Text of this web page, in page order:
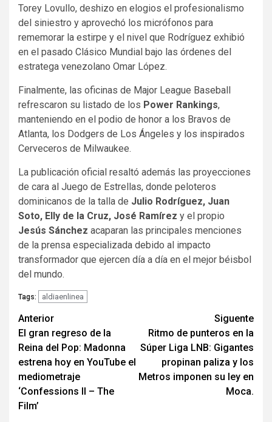
Torey Lovullo, deshizo en elogios el profesionalismo
del siniestro y aprovechó los micrófonos para
rememorar la estirpe y el nivel que Rodríguez exhibió
en el pasado Clásico Mundial bajo las órdenes del
estratega venezolano Omar López.
Finalmente, las oficinas de Major League Baseball
refrescaron su listado de los Power Rankings,
manteniendo en el podio de honor a los Bravos de
Atlanta, los Dodgers de Los Ángeles y los inspirados
Cerveceros de Milwaukee.
La publicación oficial resaltó además las proyecciones
de cara al Juego de Estrellas, donde peloteros
dominicanos de la talla de Julio Rodríguez, Juan
Soto, Elly de la Cruz, José Ramírez y el propio
Jesús Sánchez acaparan las principales menciones
de la prensa especializada debido al impacto
transformador que ejercen día a día en el mejor béisbol
del mundo.
Tags: aldiaenlinea
Navegación
de
entradas
Anterior
El gran regreso de la
Reina del Pop: Madonna
estrena hoy en YouTube el
mediometraje
‘Confessions II – The
Film’
Siguente
Ritmo de punteros en la
Súper Liga LNB: Gigantes
propinan paliza y los
Metros imponen su ley en
Moca.